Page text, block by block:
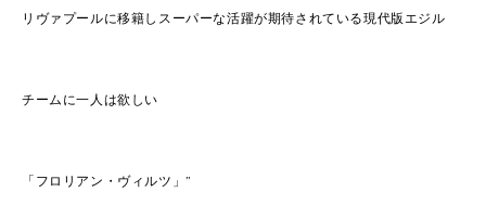
リヴァプールに移籍しスーパーな活躍が期待されている現代版エジル
チームに一人は欲しい
「フロリアン・ヴィルツ」”